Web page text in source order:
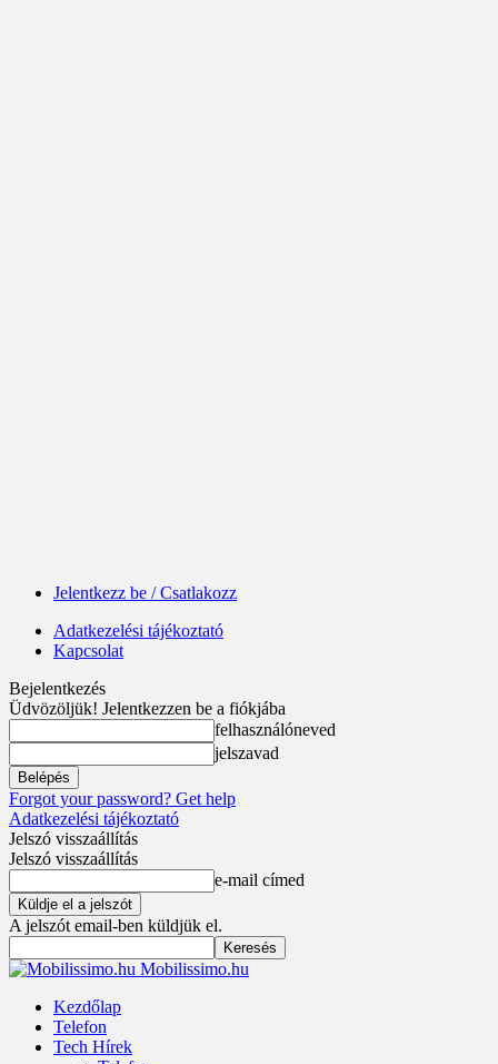
Jelentkezz be / Csatlakozz
Adatkezelési tájékoztató
Kapcsolat
Bejelentkezés
Üdvözöljük! Jelentkezzen be a fiókjába
felhasználóneved
jelszavad
Forgot your password? Get help
Adatkezelési tájékoztató
Jelszó visszaállítás
Jelszó visszaállítás
e-mail címed
A jelszót email-ben küldjük el.
Mobilissimo.hu
Kezdőlap
Telefon
Tech Hírek